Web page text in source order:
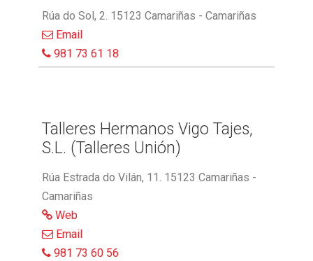
Rúa do Sol, 2. 15123 Camariñas - Camariñas
Email
981 73 61 18
Talleres Hermanos Vigo Tajes,
S.L. (Talleres Unión)
Rúa Estrada do Vilán, 11. 15123 Camariñas -
Camariñas
Web
Email
981 73 60 56